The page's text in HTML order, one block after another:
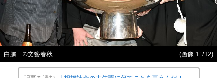
白鵬 ©文藝春秋 (画像 11/12)